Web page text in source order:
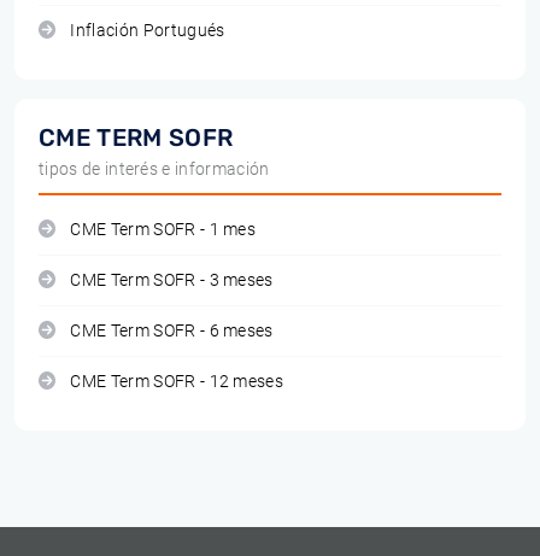
Inflación Portugués
CME TERM SOFR
tipos de interés e información
CME Term SOFR - 1 mes
CME Term SOFR - 3 meses
CME Term SOFR - 6 meses
CME Term SOFR - 12 meses